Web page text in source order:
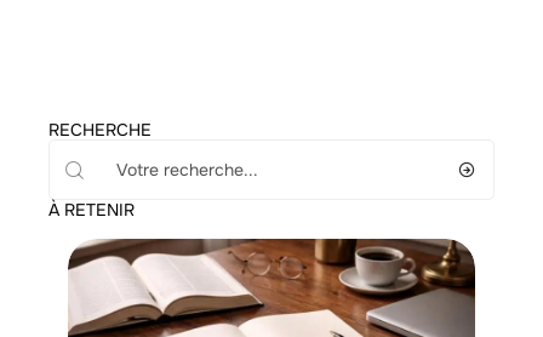
RECHERCHE
À RETENIR